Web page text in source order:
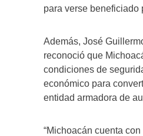
para verse beneficiado
Además, José
reconoció que
condiciones de
económico para
entidad armadora de
“Michoacán cuenta